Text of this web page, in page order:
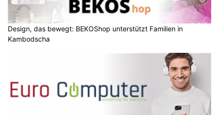
Design, das bewegt: BEKOShop unterstützt Familien in
Kambodscha